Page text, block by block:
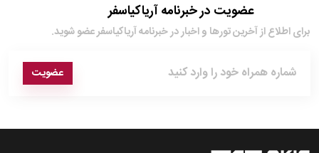
عضویت در خبرنامه آریاکیاسفر
برای اطلاع از آخرین تور‌ها و اخبار در خبرنامه آریاکیاسفر عضو شوید.
عضویت